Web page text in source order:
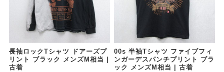
長袖ロックTシャツ ドアーズプ
リント ブラック メンズM相当 |
古着
00s 半袖Tシャツ ファイブフィ
ンガーデスパンチプリント ブラ
ック メンズM相当 | 古着